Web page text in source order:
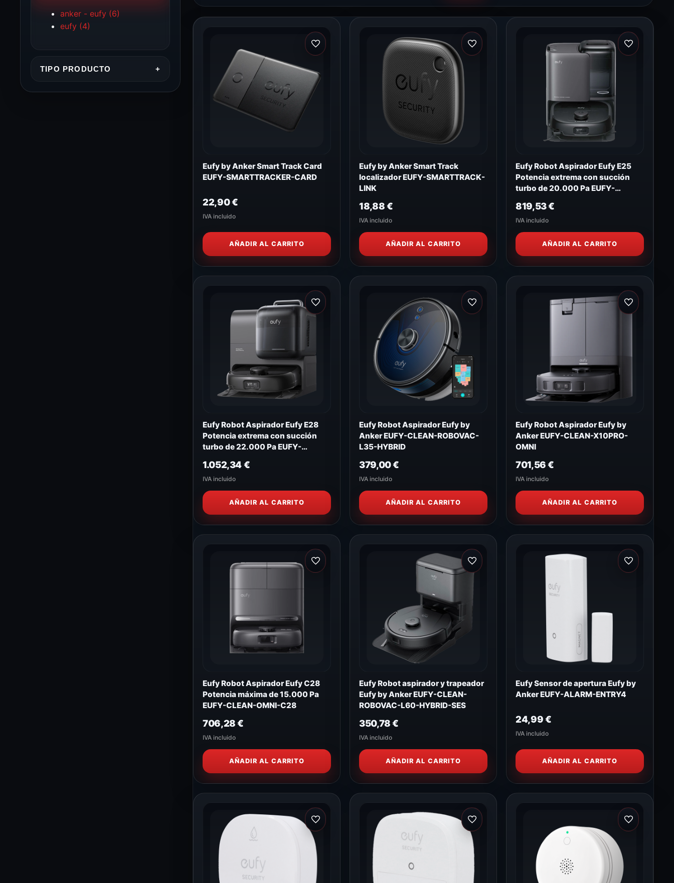
anker - eufy (6)
eufy (4)
TIPO PRODUCTO +
Eufy by Anker Smart Track Card
EUFY-SMARTTRACKER-CARD
22,90€
IVA incluido
AÑADIR AL CARRITO
Eufy by Anker Smart Track
localizador EUFY-SMARTTRACK-
LINK
18,88€
IVA incluido
AÑADIR AL CARRITO
Eufy Robot Aspirador Eufy E25
Potencia extrema con succión
turbo de 20.000 Pa EUFY-
819,53€
IVA incluido
AÑADIR AL CARRITO
Eufy Robot Aspirador Eufy E28
Potencia extrema con succión
turbo de 22.000 Pa EUFY-
1.052,34€
IVA incluido
AÑADIR AL CARRITO
Eufy Robot Aspirador Eufy by
Anker EUFY-CLEAN-ROBOVAC-
L35-HYBRID
379,00€
IVA incluido
AÑADIR AL CARRITO
Eufy Robot Aspirador Eufy by
Anker EUFY-CLEAN-X10PRO-
OMNI
701,56€
IVA incluido
AÑADIR AL CARRITO
Eufy Robot Aspirador Eufy C28
Potencia máxima de 15.000 Pa
EUFY-CLEAN-OMNI-C28
706,28€
IVA incluido
AÑADIR AL CARRITO
Eufy Robot aspirador y trapeador
Eufy by Anker EUFY-CLEAN-
ROBOVAC-L60-HYBRID-SES
350,78€
IVA incluido
AÑADIR AL CARRITO
Eufy Sensor de apertura Eufy by
Anker EUFY-ALARM-ENTRY4
24,99€
IVA incluido
AÑADIR AL CARRITO